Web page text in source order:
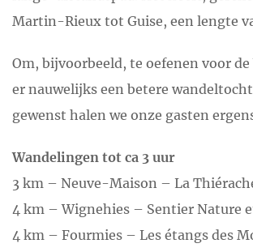
Martin-Rieux tot Guise, een lengte
Om, bijvoorbeeld, te oefenen voor de
er nauwelijks een betere
gewenst halen we onze gasten
Wandelingen tot ca 3 uur
3 km – Neuve-Maison – La
4 km – Wignehies – Sentier Nature
4 km – Fourmies – Les étangs des